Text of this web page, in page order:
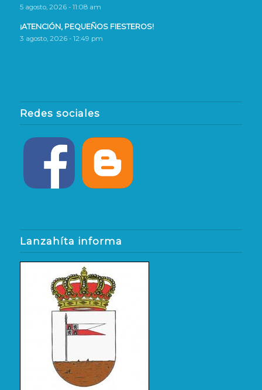
5 agosto, 2026 - 11:08 am
¡ATENCIÓN, PEQUEÑOS FIESTEROS!
3 agosto, 2026 - 12:49 pm
Redes sociales
Lanzahíta informa